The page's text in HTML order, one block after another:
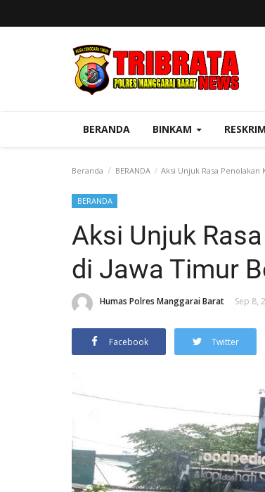
BERANDA BINKAM RESKRIM
Beranda BERANDA Aksi Unjuk Rasa
BERANDA
Aksi Unjuk
di Jawa Timur
Humas Polres Manggarai Barat Sep 8,
Facebook Twitter